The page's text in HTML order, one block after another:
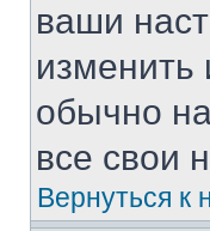
ваши
изменить
обычно
все свои
Вернуться к